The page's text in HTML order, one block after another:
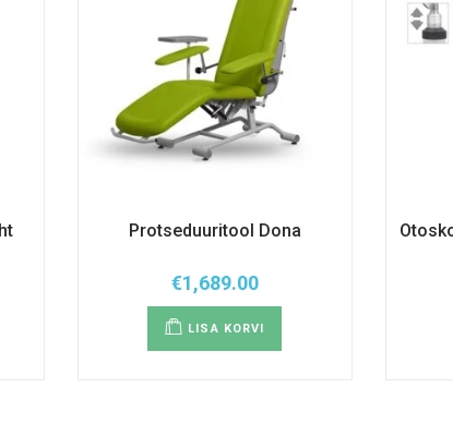
Protseduuritool Dona
€1,689.00
LISA KORVI